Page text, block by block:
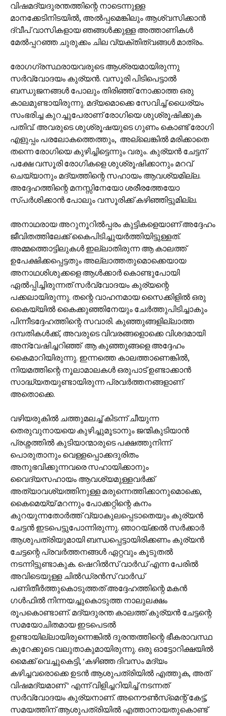
വിഷമദ്യദുരന്തത്തിന്റെ നാടെന്നുള്ള
മാനക്കേടിനിടയിൽ, അൽ‌പ്പമെങ്കിലും ആശ്വസിക്കാൻ
ദ്വീപ് വാസികളായ ഞങ്ങൾക്കുള്ള അത്താണികൾ
മേൽ‌പ്പറഞ്ഞ ചുരുക്കം ചില വ്യക്തിത്വങ്ങൾ മാത്രം.
രോഗഗ്രസ്ഥരായവരുടെ ആശ്രയമായിരുന്നു
സർവ്വോദയം കുര്യൻ. വസൂരി പിടിപെട്ടാൽ
ബന്ധുജനങ്ങൾ പോലും തിരിഞ്ഞ് നോക്കാത്ത ഒരു
കാലമുണ്ടായിരുന്നു. മദ്യമൊക്കെ സേവിച്ച് ധൈര്യം
സംഭരിച്ച കുറച്ചുപേരാണ് രോഗിയെ ശുശ്രൂഷിക്കുക
പതിവ്. അവരുടെ ശുശ്രൂഷയുടെ ഗുണം കൊണ്ട് രോഗി
എളുപ്പം പരലോകത്തെത്തും, അല്ലെങ്കിൽ മരിക്കാതെ
തന്നെ രോഗിയെ കുഴിച്ചിട്ടെന്നും വരും. കുര്യൻ ചേട്ടന്
പക്ഷേ വസൂരി രോഗികളെ ശുശ്രൂഷിക്കാനും മറവ്
ചെയ്യാനും മദ്യത്തിന്റെ സഹായം ആവശ്യമില്ല.
അദ്ദേഹത്തിന്റെ മനസ്സിനേയോ ശരീരത്തേയോ
സ്പർശിക്കാൻ പോലും വസൂരിക്ക് കഴിഞ്ഞിട്ടുമില്ല.
അനാഥരായ അറുനൂറിൽ‌പ്പരം കുട്ടികളെയാണ് അദ്ദേഹം
ജീവിതത്തിലേക്ക് കൈപിടിച്ചുയർത്തിയിട്ടുള്ളത്.
അമ്മത്തൊട്ടിലുകൾ ഇല്ലാതിരുന്ന ആ കാലത്ത്
ഉപേക്ഷിക്കപ്പെട്ടതും അല്ലാത്തതുമൊക്കെയായ
അനാഥശിശുക്കളെ ആൾക്കാർ കൊണ്ടുപോയി
ഏൽ‌പ്പിച്ചിരുന്നത് സർവ്വോദയം കുര്യന്റെ
പക്കലായിരുന്നു. തന്റെ വാഹനമായ സൈക്കിളിൽ ഒരു
കൈയ്യിൽ കൈക്കുഞ്ഞിനേയും ചേർത്തുപിടിച്ചാകും
പിന്നീടദ്ദേഹത്തിന്റെ സവാരി. കുഞ്ഞുങ്ങളില്ലാത്ത
ദമ്പതികൾക്ക്, അവരുടെ വിവരങ്ങളൊക്കെ വിശദമായി
അന്വേഷിച്ചറിഞ്ഞ് ആ കുഞ്ഞുങ്ങളെ അദ്ദേഹം
കൈമാറിയിരുന്നു. ഇന്നത്തെ കാലത്താണെങ്കിൽ,
നിയമത്തിന്റെ നൂലാമാലകൾ ഒരുപാട് ഉണ്ടാക്കാൻ
സാദ്ധ്യതയുണ്ടായിരുന്ന പ്രവർത്തനങ്ങളാണ്
അതൊക്കെ.
വഴിയരുകിൽ ചത്തുമലച്ച് കിടന്ന് ചീയുന്ന
തെരുവുനായയെ കുഴിച്ചുമൂടാനും ജന്മികുടിയാൻ
പ്രശ്നത്തിൽ കുടിയാന്മാരുടെ പക്ഷത്തുനിന്ന്
പൊരുതാനും വെള്ളപ്പൊക്കദുരിതം
അനുഭവിക്കുന്നവരെ സഹായിക്കാനും
വൈദ്യസഹായം ആവശ്യമുള്ളവർക്ക്
അത്യാവശ്യത്തിനുള്ള മരുന്നെത്തിക്കാനുമൊക്കെ,
കൈമെയ്യ് മറന്നും പോക്കറ്റിന്റെ കനം
കുറയുന്നതോർത്ത് വ്യാകുലപ്പെടാതെയും കുര്യൻ
ചേട്ടൻ ഇടപെട്ടുപോന്നിരുന്നു. ഞാറയ്ക്കൽ സർക്കാർ
ആശുപത്രിയുമായി ബന്ധപ്പെട്ടായിരിക്കണം കുര്യൻ
ചേട്ടന്റെ പ്രവർത്തനങ്ങൾ ഏറ്റവും കൂടുതൽ
നടന്നിട്ടുണ്ടാകുക. ഷെറിൽ‌സ് വാർഡ് എന്ന പേരിൽ
അവിടെയുള്ള ചിൽഡ്രൻസ് വാർഡ്
പണിതീർത്തുകൊടുത്തത് അദ്ദേഹത്തിന്റെ മകൻ
ഗൾഫിൽ നിന്നയച്ചുകൊടുത്ത നാലുലക്ഷം
രൂപകൊണ്ടാണ്. മദ്യദുരന്ത കാലത്ത് കുര്യൻ ചേട്ടന്റെ
സമയോചിതമായ ഇടപെടൽ
ഉണ്ടായില്ലായിരുന്നെങ്കിൽ ദുരന്തത്തിന്റെ ഭീകരാവസ്ഥ
കുറേക്കൂടെ വലുതാകുമായിരുന്നു. ഒരു ഓട്ടോറിക്ഷയിൽ
മൈക്ക് വെച്ചുകെട്ടി, ‘കഴിഞ്ഞ ദിവസം മദ്യം
കഴിച്ചവരൊക്കെ ഉടൻ ആശുപത്രിയിൽ എത്തുക, അത്
വിഷമദ്യമാണ് ‘ എന്ന് വിളിച്ചറിയിച്ച് നടന്നത്
സർവ്വോദയം കുര്യനാണ്. അനൌൺസ്‌മെന്റ് കേട്ട്,
സമയത്തിന് ആശുപത്രിയിൽ എത്താനായതുകൊണ്ട്